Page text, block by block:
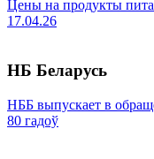
Цены на продукты
17.04.26
НБ Беларусь
НББ выпускает в
80 гадоў